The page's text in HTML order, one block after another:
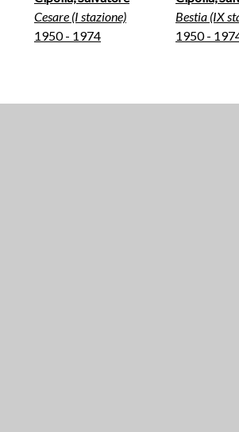
Cesare (I stazione)
1950 - 1974
Bestia (IX
1950 -